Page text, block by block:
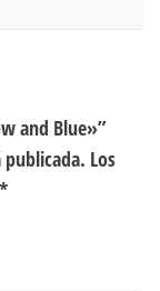
and Blue»”
Los
*